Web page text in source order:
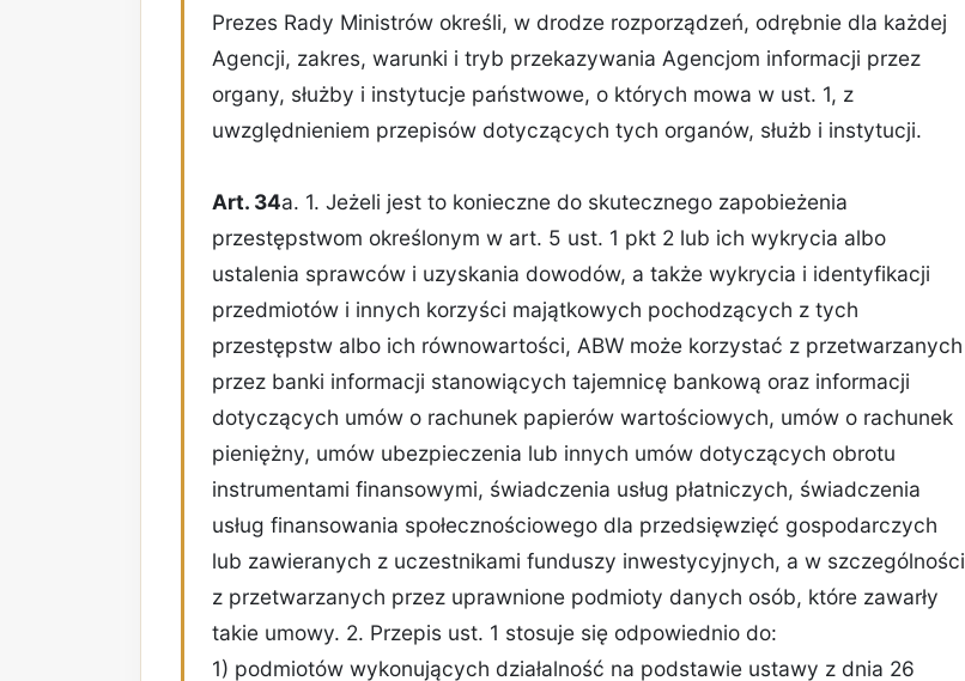
Prezes Rady Ministrów określi, w drodze rozporządzeń, odrębnie dla każdej
Agencji, zakres, warunki i tryb przekazywania Agencjom informacji przez
organy, służby i instytucje państwowe, o których mowa w ust. 1, z
uwzględnieniem przepisów dotyczących tych organów, służb i instytucji.
Art. 34a. 1. Jeżeli jest to konieczne do skutecznego zapobieżenia
przestępstwom określonym w art. 5 ust. 1 pkt 2 lub ich wykrycia albo
ustalenia sprawców i uzyskania dowodów, a także wykrycia i identyfikacji
przedmiotów i innych korzyści majątkowych pochodzących z tych
przestępstw albo ich równowartości, ABW może korzystać z przetwarzanych
przez banki informacji stanowiących tajemnicę bankową oraz informacji
dotyczących umów o rachunek papierów wartościowych, umów o rachunek
pieniężny, umów ubezpieczenia lub innych umów dotyczących obrotu
instrumentami finansowymi, świadczenia usług płatniczych, świadczenia
usług finansowania społecznościowego dla przedsięwzięć gospodarczych
lub zawieranych z uczestnikami funduszy inwestycyjnych, a w szczególności
z przetwarzanych przez uprawnione podmioty danych osób, które zawarły
takie umowy. 2. Przepis ust. 1 stosuje się odpowiednio do:
1) podmiotów wykonujących działalność na podstawie ustawy z dnia 26